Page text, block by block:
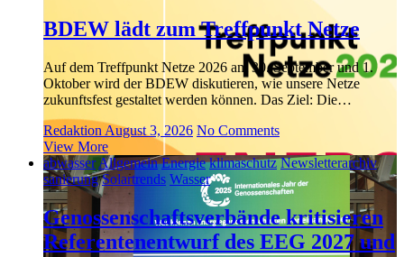
BDEW lädt zum Treffpunkt Netze
Auf dem Treffpunkt Netze 2026 am 30. September und 1.
Oktober wird der BDEW diskutieren, wie unsere Netze
zukunftsfest gestaltet werden können. Das Ziel: Die…
Redaktion August 3, 2026 No Comments
View More
abwasser Allgemein Energie klimaschutz Newsletterarchiv
sanierung Solartrends Wasser
Genossenschaftsverbände kritisieren
Referentenentwurf des EEG 2027 und